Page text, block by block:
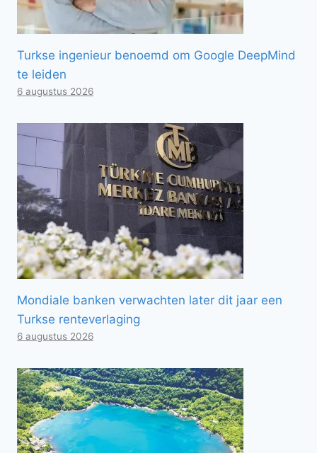
Turkse ingenieur benoemd om Google DeepMind
te leiden
6 augustus 2026
Mondiale banken verwachten later dit jaar een
Turkse renteverlaging
6 augustus 2026